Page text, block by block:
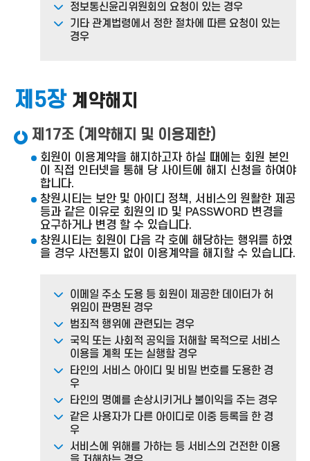
정보통신윤리위원회의 요청이 있는 경우
기타 관계법령에서 정한 절차에 따른 요청이 있는
경우
제5장계약해지
제17조 (계약해지 및 이용제한)
회원이 이용계약을 해지하고자 하실 때에는 회원 본인
이 직접 인터넷을 통해 당 사이트에 해지 신청을 하여야
합니다.
창원시티는 보안 및 아이디 정책, 서비스의 원활한 제공
등과 같은 이유로 회원의 ID 및 PASSWORD 변경을
요구하거나 변경 할 수 있습니다.
창원시티는 회원이 다음 각 호에 해당하는 행위를 하였
을 경우 사전통지 없이 이용계약을 해지할 수 있습니다.
이메일 주소 도용 등 회원이 제공한 데이터가 허
위임이 판명된 경우
범죄적 행위에 관련되는 경우
국익 또는 사회적 공익을 저해할 목적으로 서비스
이용을 계획 또는 실행할 경우
타인의 서비스 아이디 및 비밀 번호를 도용한 경
우
타인의 명예를 손상시키거나 불이익을 주는 경우
같은 사용자가 다른 아이디로 이중 등록을 한 경
우
서비스에 위해를 가하는 등 서비스의 건전한 이용